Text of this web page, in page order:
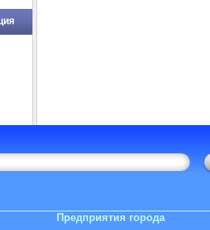
Предприятия города